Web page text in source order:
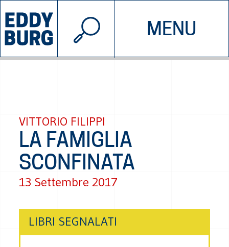
MENU
INIZIATIVE CHI SIAMO
© 2026 EDDYBURG
VITTORIO FILIPPI
LA FAMIGLIA
SCONFINATA
13 Settembre 2017
LIBRI SEGNALATI